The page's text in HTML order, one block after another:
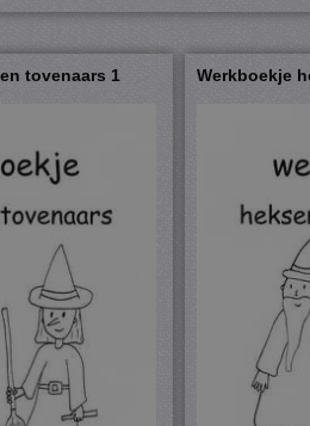
tovenaars 1 Werkboekje